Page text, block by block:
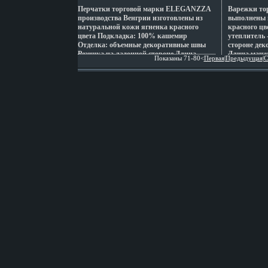
Перчатки торговой марки ELEGANZZA
производства Венгрии изготовлены из
натуральной кожи ягненка красного
цвета Подкладка: 100% кашемир
Отделка: объемные декоративные швы
Резинка на ладонной стороне Длина
мабщвуанжеты от нижней точки
большого пальца до края перчаток
Варежки
выполнены
красного
утеплитель
стороне
Длина
большого
Артикул:
Показаны 71-80<Первая|Предыдущая|